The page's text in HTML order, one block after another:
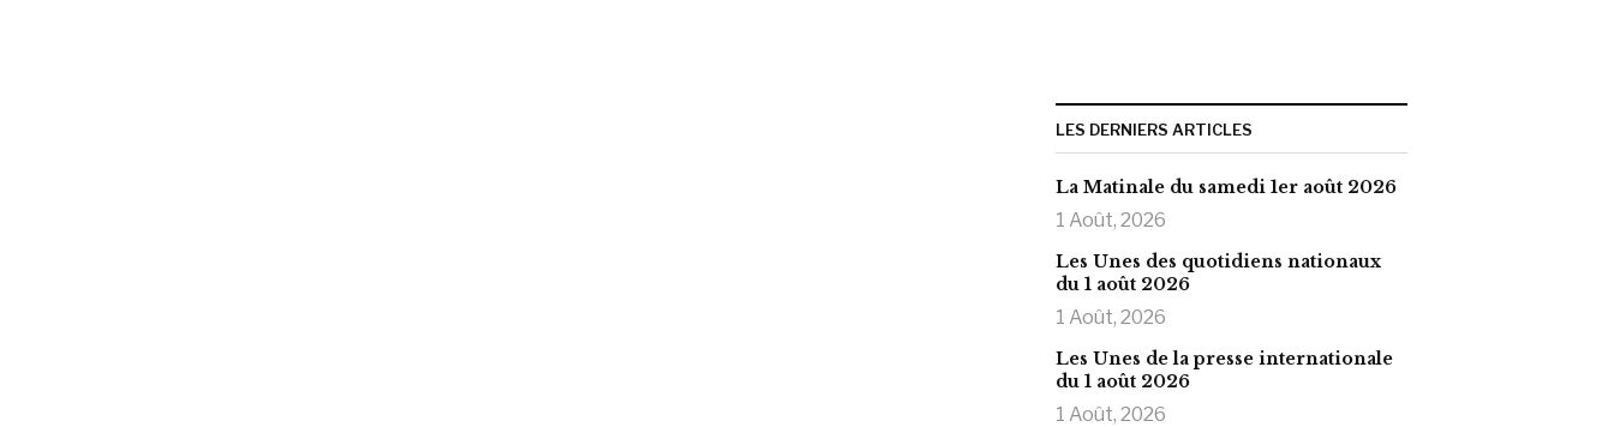
LES DERNIERS ARTICLES
La Matinale du samedi 1er août 2026
1 Août, 2026
Les Unes des quotidiens nationaux
du 1 août 2026
1 Août, 2026
Les Unes de la presse internationale
du 1 août 2026
1 Août, 2026